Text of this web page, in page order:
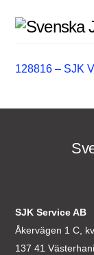
128816 – SJK
SJK Service AB
Åkervägen 1 C, kv
137 41